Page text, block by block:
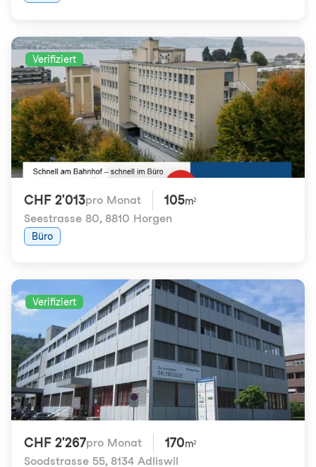
Verifiziert
CHF 2'013pro Monat 105m²
Seestrasse 80, 8810 Horgen
Büro
Verifiziert
CHF 2'267pro Monat 170m²
Soodstrasse 55, 8134 Adliswil